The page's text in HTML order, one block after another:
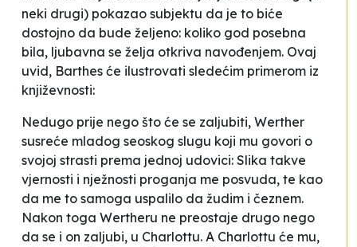
neki drugi) pokazao subjektu da je to biće
dostojno da bude željeno: koliko god posebna
bila, ljubavna se želja otkriva navođenjem. Ovaj
uvid, Barthes će ilustrovati sledećim primerom iz
književnosti:
Nedugo prije nego što će se zaljubiti, Werther
susreće mladog seoskog slugu koji mu govori o
svojoj strasti prema jednoj udovici: Slika takve
vjernosti i nježnosti proganja me posvuda, te kao
da me to samoga uspalilo da žudim i čeznem.
Nakon toga Wertheru ne preostaje drugo nego
da se i on zaljubi, u Charlottu. A Charlottu će mu,